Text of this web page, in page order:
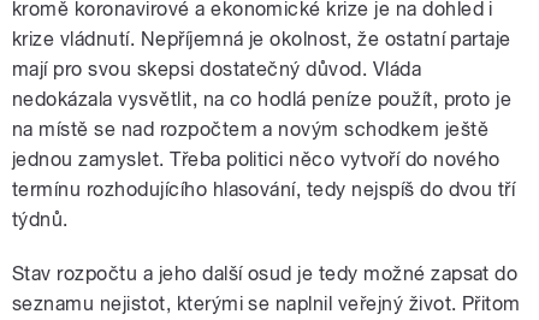
kromě koronavirové a ekonomické krize je na dohled i
krize vládnutí. Nepříjemná je okolnost, že ostatní partaje
mají pro svou skepsi dostatečný důvod. Vláda
nedokázala vysvětlit, na co hodlá peníze použít, proto je
na místě se nad rozpočtem a novým schodkem ještě
jednou zamyslet. Třeba politici něco vytvoří do nového
termínu rozhodujícího hlasování, tedy nejspíš do dvou tří
týdnů.
Stav rozpočtu a jeho další osud je tedy možné zapsat do
seznamu nejistot, kterými se naplnil veřejný život. Přitom